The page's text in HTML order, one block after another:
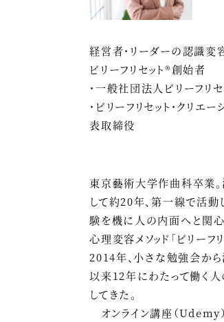
経営者・リーダーの認識変
ビリーフリセット®創始者
・一般社団法人ビリーフリ
・ビリーフリセット・クリエ
表取締役
東京藝術大学作曲科卒業。
して約20年、第一線で活動
験を機に人の内面へと関
心理変容メソッド「ビリーフ
2014年、小さな勉強会から
以来12年にわたって働く
してきた。
オンライン講座（Udemy